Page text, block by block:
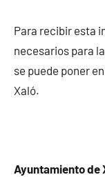
Para recibir esta
necesarios para
se puede poner
Xaló.
Ayuntamiento de